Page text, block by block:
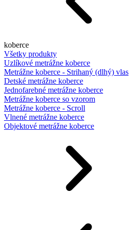
koberce
Všetky produkty
Uzlíkové metrážne koberce
Metrážne koberce - Strihaný (dlhý) vlas
Detské metrážne koberce
Jednofarebné metrážne koberce
Metrážne koberce so vzorom
Metrážne koberce - Scroll
Vlnené metrážne koberce
Objektové metrážne koberce